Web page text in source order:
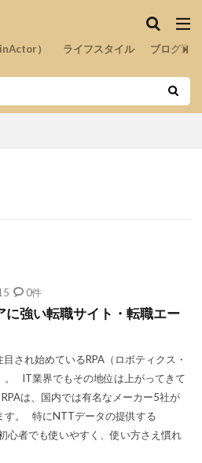
） ライフスタイル ブログ運営
0件
に強い転職サイト・転職エー
され始めているRPA（ロボティクス・
。 IT業界でもその地位は上がってきて
は、国内では有名なメーカー5社が
す。 特にNTTデータの提供する
心者でも使いやすく、使い方さえ慣れ